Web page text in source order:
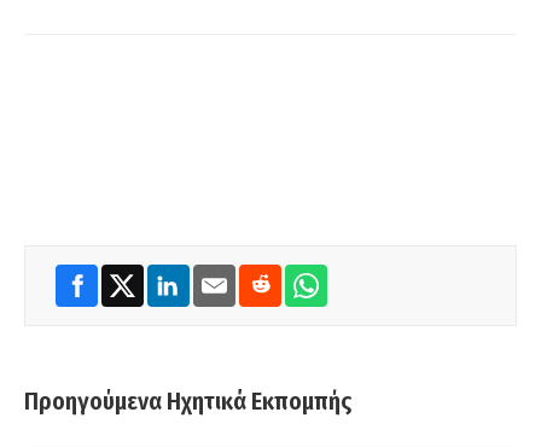
Προηγούμενα Ηχητικά Εκπομπής